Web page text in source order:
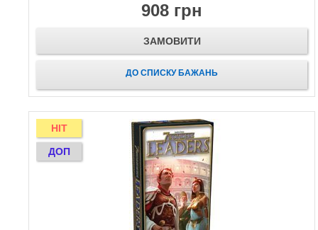
908 грн
ЗАМОВИТИ
ДО СПИСКУ БАЖАНЬ
HIT
ДОП